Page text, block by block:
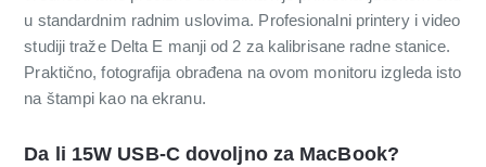
u standardnim radnim uslovima. Profesionalni printery i video
studiji traže Delta E manji od 2 za kalibrisane radne stanice.
Praktično, fotografija obrađena na ovom monitoru izgleda isto
na štampi kao na ekranu.
Da li 15W USB-C dovoljno za MacBook?